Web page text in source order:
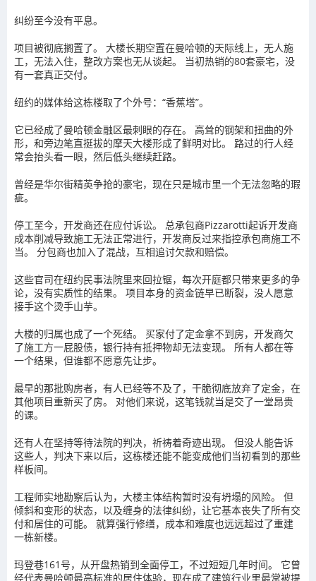
纠纷至今没有平息。
项目被彻底搁置了。 大楼长期空置在曼哈顿的天际线上，无人施
工，无法入住，整改方案也无从谈起。 当初热销的80套豪宅，没
有一套真正交付。
纽约的媒体给这栋楼取了个外号：“香蕉塔”。
它已经成了曼哈顿金融区最刺眼的存在。 高耸的钢架和扭曲的外
形，和旁边笔直挺拔的摩天大楼形成了鲜明对比。 路过的行人经
常会抬头看一眼，然后低头继续赶路。
曾经是华尔街精英争抢的豪宅，现在只是城市里一个无法忽略的瑕
疵。
停工至今，开发商还在应付诉讼。 总承包商Pizzarotti起诉开发商
成本削减导致施工无法正常进行，开发商反过来指控承包商施工不
当。 分包商也加入了混战，互相追讨欠款和赔偿。
这些官司在纽约民事法院里来回拉锯，每次开庭都只带来更多的争
论，没有实质性的结果。 项目本身的资金链早已断裂，没人愿意
接手这个烫手山芋。
大楼的归属也成了一个死结。 买家付了定金拿不到房，开发商欠
了施工方一屁股债，银行持有抵押物却无法变现。 所有人都在等
一个结果，但谁都不愿意先让步。
最早的那批购房者，有人已经等不及了，干脆彻底放弃了定金，在
其他项目重新买了房。 对他们来说，这笔钱就当是交了一堂昂贵
的课。
还有人在坚持等待法院的判决，祈祷着奇迹出现。 但没人能告诉
这些人，判决下来以后，这栋楼还能不能变成他们当初看到的那些
样板间。
工程师实地勘察后认为，大楼主体结构暂时没有坍塌的风险。 但
倾斜和变形的状态，以及缠身的法律纠纷，让它基本丧失了所有交
付和居住的可能。 就算强行修缮，成本和难度也远远超过了重建
一栋新楼。
玛登巷161号，从开盘热销到全面停工，不过短短几年时间。 它曾
经代表曼哈顿最高标准的居住体验，现在成了建筑行业里最常被提